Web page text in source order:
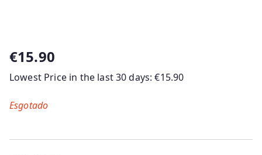
€15.90
Lowest Price in the last 30 days:€15.90
Esgotado